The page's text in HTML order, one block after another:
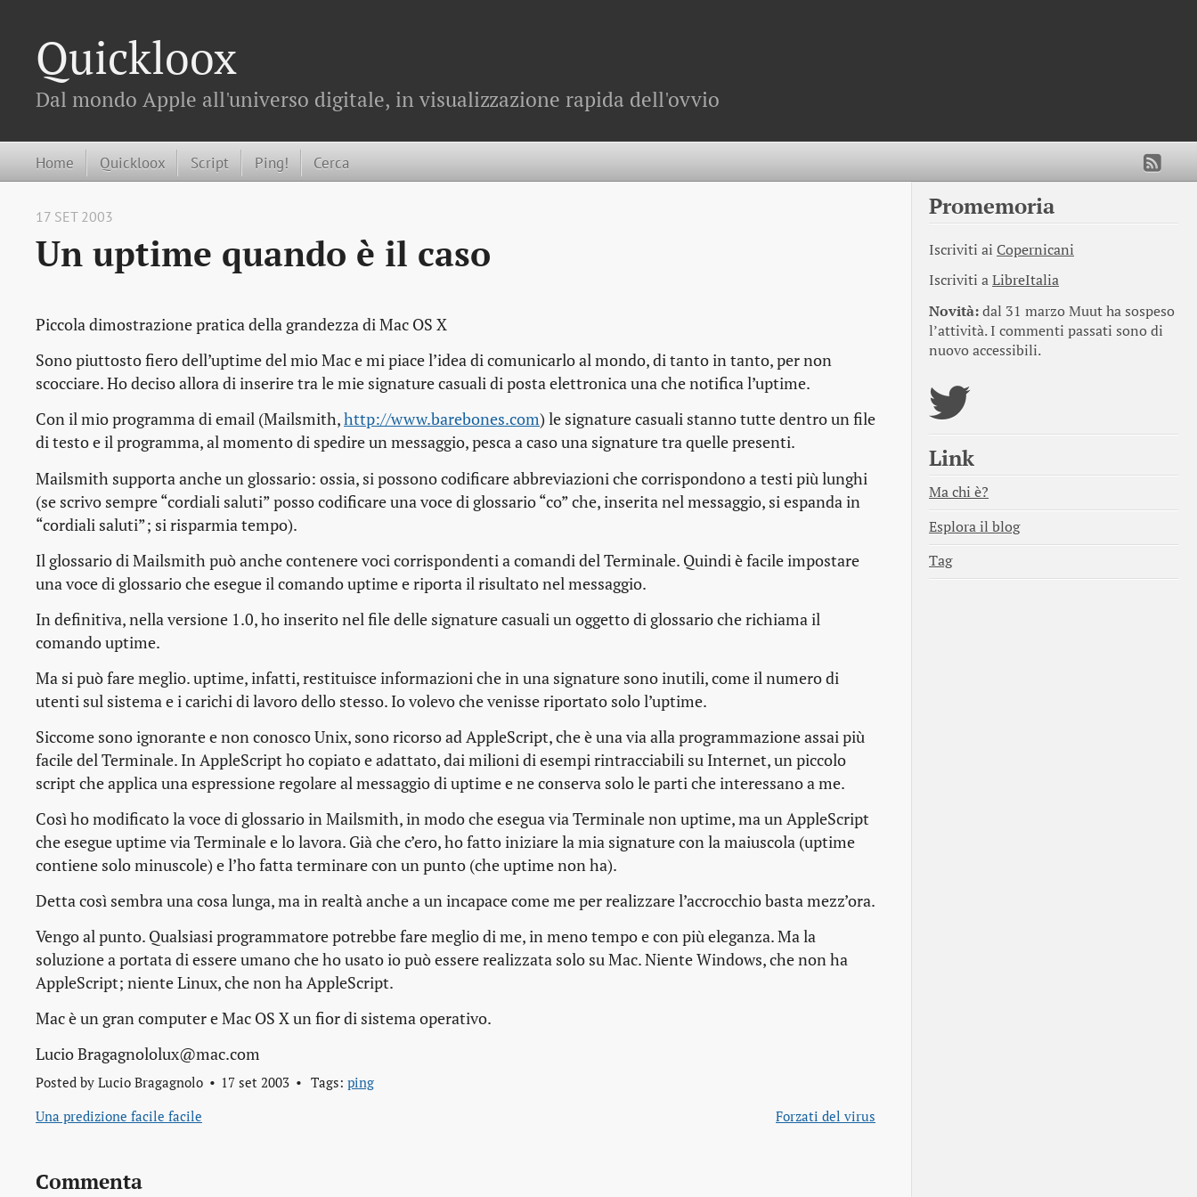
Quickloox
Dal mondo Apple all'universo digitale, in visualizzazione rapida dell'ovvio
Home Quickloox Script Ping! Cerca
17 SET 2003
Un uptime quando è il caso
Piccola dimostrazione pratica della grandezza di Mac OS X
Sono piuttosto fiero dell’uptime del mio Mac e mi piace l’idea di comunicarlo al mondo, di tanto in tanto, per non
scocciare. Ho deciso allora di inserire tra le mie signature casuali di posta elettronica una che notifica l’uptime.
Con il mio programma di email (Mailsmith,http://www.barebones.com) le signature casuali stanno tutte dentro un file
di testo e il programma, al momento di spedire un messaggio, pesca a caso una signature tra quelle presenti.
Mailsmith supporta anche un glossario: ossia, si possono codificare abbreviazioni che corrispondono a testi più lunghi
(se scrivo sempre “cordiali saluti” posso codificare una voce di glossario “co” che, inserita nel messaggio, si espanda in
“cordiali saluti”; si risparmia tempo).
Il glossario di Mailsmith può anche contenere voci corrispondenti a comandi del Terminale. Quindi è facile impostare
una voce di glossario che esegue il comando uptime e riporta il risultato nel messaggio.
In definitiva, nella versione 1.0, ho inserito nel file delle signature casuali un oggetto di glossario che richiama il
comando uptime.
Ma si può fare meglio. uptime, infatti, restituisce informazioni che in una signature sono inutili, come il numero di
utenti sul sistema e i carichi di lavoro dello stesso. Io volevo che venisse riportato solo l’uptime.
Siccome sono ignorante e non conosco Unix, sono ricorso ad AppleScript, che è una via alla programmazione assai più
facile del Terminale. In AppleScript ho copiato e adattato, dai milioni di esempi rintracciabili su Internet, un piccolo
script che applica una espressione regolare al messaggio di uptime e ne conserva solo le parti che interessano a me.
Così ho modificato la voce di glossario in Mailsmith, in modo che esegua via Terminale non uptime, ma un AppleScript
che esegue uptime via Terminale e lo lavora. Già che c’ero, ho fatto iniziare la mia signature con la maiuscola (uptime
contiene solo minuscole) e l’ho fatta terminare con un punto (che uptime non ha).
Detta così sembra una cosa lunga, ma in realtà anche a un incapace come me per realizzare l’accrocchio basta mezz’ora.
Vengo al punto. Qualsiasi programmatore potrebbe fare meglio di me, in meno tempo e con più eleganza. Ma la
soluzione a portata di essere umano che ho usato io può essere realizzata solo su Mac. Niente Windows, che non ha
AppleScript; niente Linux, che non ha AppleScript.
Mac è un gran computer e Mac OS X un fior di sistema operativo.
Lucio Bragagnololux@mac.com
Posted by Lucio Bragagnolo 17 set 2003 Tags: ping
Una predizione facile facile
Forzati del virus
Commenta
Promemoria
Iscriviti ai Copernicani
Iscriviti aLibreItalia
Novità:dal 31 marzo Muut ha sospeso
l’attività. I commenti passati sono di
nuovo accessibili.
Link
Ma chi è?
Esplora il blog
Tag